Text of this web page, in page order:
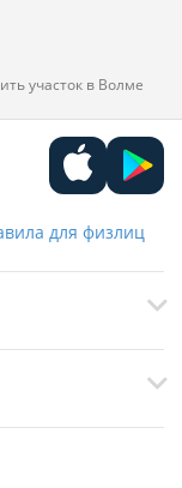
участок в Волме
для физлиц